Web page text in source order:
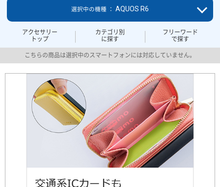
アクセサリー
トップ
カテゴリ別
に探す
フリーワード
で探す
選択中の機種 ： AQUOS R6
こちらの商品は選択中のスマートフォンには対応していません。